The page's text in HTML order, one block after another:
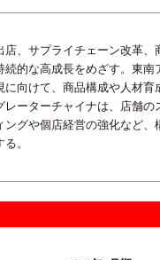
店、サプライチェーン改革、
続的な高成長をめざす。東南
に向けて、商品構成や人材育
レーターチャイナは、店舗の
ングや個店経営の強化など、
。